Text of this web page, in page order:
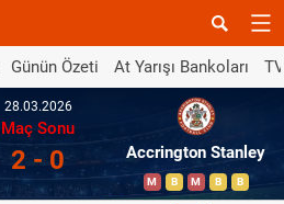
Günün Özeti At Yarışı Bankoları
28.03.2026
Maç Sonu
2 - 0 Accrington Stanley
M B M B B